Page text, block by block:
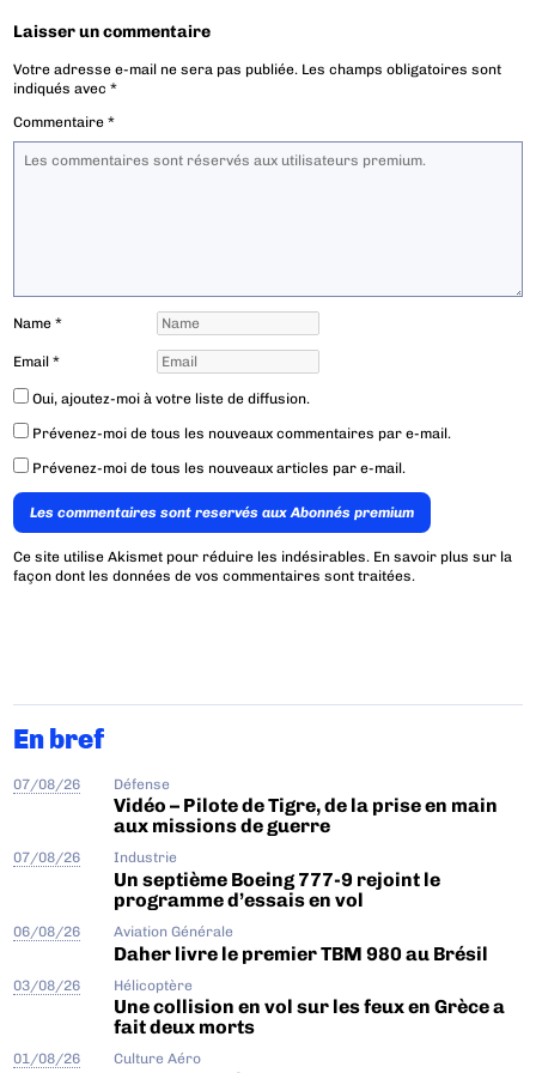
Laisser un commentaire
Votre adresse e-mail ne sera pas publiée. Les champs obligatoires sont
indiqués avec*
Commentaire*
Name*
Email*
Oui, ajoutez-moi à votre liste de diffusion.
Prévenez-moi de tous les nouveaux commentaires par e-mail.
Prévenez-moi de tous les nouveaux articles par e-mail.
Les commentaires sont reservés aux Abonnés premium
Ce site utilise Akismet pour réduire les indésirables. En savoir plus sur la
façon dont les données de vos commentaires sont traitées.
En bref
07/08/26 Défense
Vidéo – Pilote de Tigre, de la prise en main
aux missions de guerre
07/08/26 Industrie
Un septième Boeing 777-9 rejoint le
programme d’essais en vol
06/08/26 Aviation Générale
Daher livre le premier TBM 980 au Brésil
03/08/26 Hélicoptère
Une collision en vol sur les feux en Grèce a
fait deux morts
01/08/26 Culture Aéro